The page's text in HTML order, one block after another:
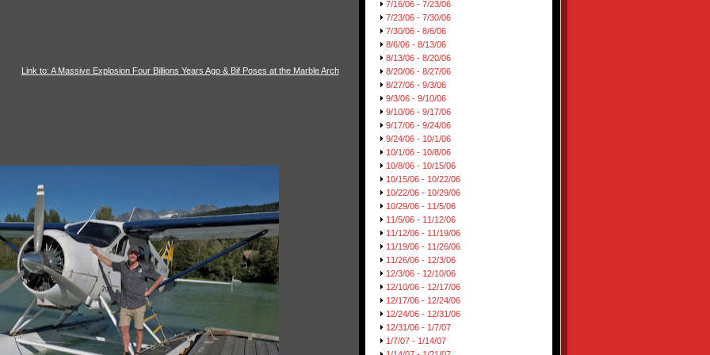
Link to: A Massive Explosion Four Billions Years Ago & Bif Poses at the Marble Arch
7/16/06 - 7/23/06
7/23/06 - 7/30/06
7/30/06 - 8/6/06
8/6/06 - 8/13/06
8/13/06 - 8/20/06
8/20/06 - 8/27/06
8/27/06 - 9/3/06
9/3/06 - 9/10/06
9/10/06 - 9/17/06
9/17/06 - 9/24/06
9/24/06 - 10/1/06
10/1/06 - 10/8/06
10/8/06 - 10/15/06
10/15/06 - 10/22/06
10/22/06 - 10/29/06
10/29/06 - 11/5/06
11/5/06 - 11/12/06
11/12/06 - 11/19/06
11/19/06 - 11/26/06
11/26/06 - 12/3/06
12/3/06 - 12/10/06
12/10/06 - 12/17/06
12/17/06 - 12/24/06
12/24/06 - 12/31/06
12/31/06 - 1/7/07
1/7/07 - 1/14/07